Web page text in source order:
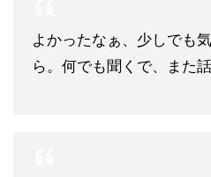
よかったなぁ、少しでも
ら。何でも聞くで、また